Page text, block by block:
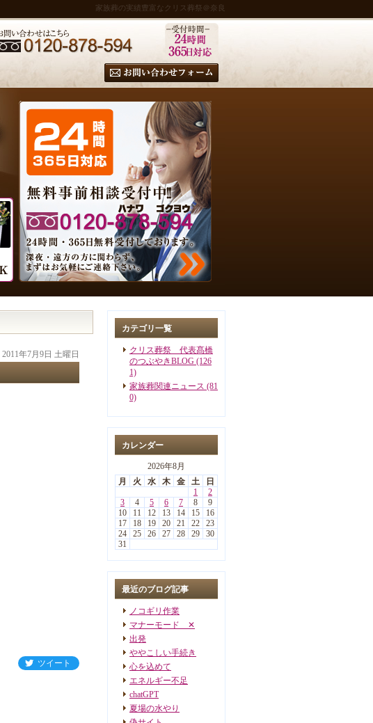
家族葬の実績豊富なクリス葬祭＠奈良
2011年7月9日 土曜日
ツイート
カテゴリ一覧
クリス葬祭 代表髙橋
のつぶやきBLOG (126
1)
家族葬関連ニュース (81
0)
カレンダー
2026年8月
月
火 水 木 金 土
日
1
2
3
4 5 6 7 8
9
10
11 12 13 14 15
16
17
18 19 20 21 22
23
24
25 26 27 28 29
30
31
最近のブログ記事
ノコギリ作業
マナーモード ✕
出発
ややこしい手続き
心を込めて
エネルギー不足
chatGPT
夏場の水やり